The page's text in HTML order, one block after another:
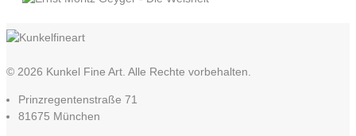
© 2026 Kunkel Fine Art. Alle Rechte vorbehalten.
Prinzregentenstraße 71
81675 München